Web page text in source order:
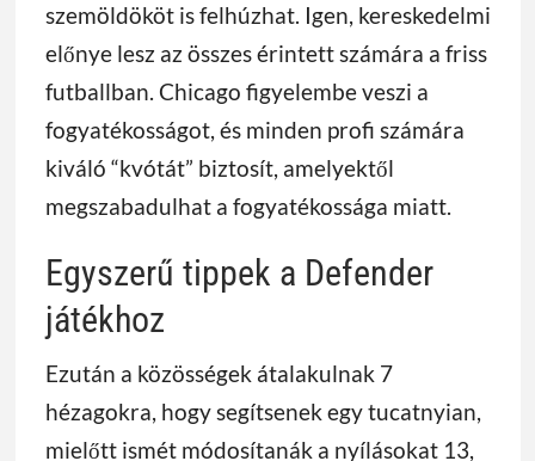
szemöldököt is felhúzhat. Igen, kereskedelmi
előnye lesz az összes érintett számára a friss
futballban. Chicago figyelembe veszi a
fogyatékosságot, és minden profi számára
kiváló “kvótát” biztosít, amelyektől
megszabadulhat a fogyatékossága miatt.
Egyszerű tippek a Defender
játékhoz
Ezután a közösségek átalakulnak 7
hézagokra, hogy segítsenek egy tucatnyian,
mielőtt ismét módosítanák a nyílásokat 13,